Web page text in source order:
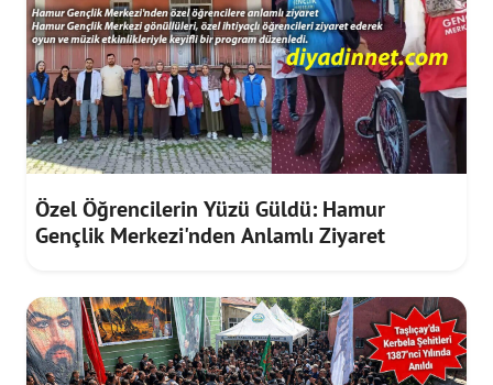
Özel Öğrencilerin Yüzü Güldü: Hamur
Gençlik Merkezi'nden Anlamlı Ziyaret